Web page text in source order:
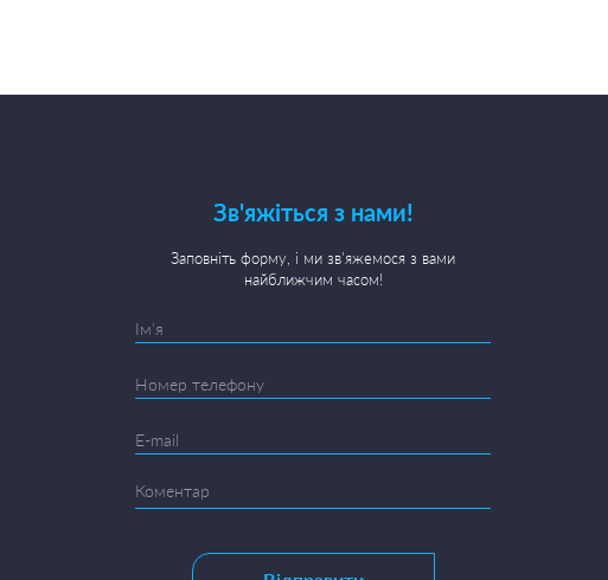
Зв'яжіться з нами!
Заповніть форму, і ми зв'яжемося з вами
найближчим часом!